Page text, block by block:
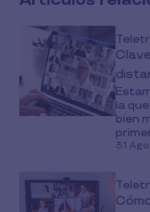
la
bien
31